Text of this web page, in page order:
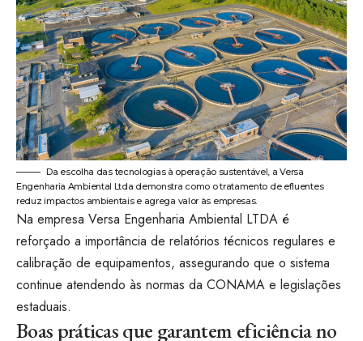
Da escolha das tecnologias à operação sustentável, a Versa
Engenharia Ambiental Ltda demonstra como o tratamento de efluentes
reduz impactos ambientais e agrega valor às empresas.
Na empresa Versa Engenharia Ambiental LTDA é
reforçado a importância de relatórios técnicos regulares e
calibração de equipamentos, assegurando que o sistema
continue atendendo às normas da CONAMA e legislações
estaduais.
Boas práticas que garantem eficiência no